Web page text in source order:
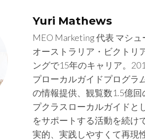
Yuri Mathews
MEO Marketing 代表 マシュ
オーストラリア・ビクトリ
ングで15年のキャリア。
プローカルガイドプログラ
の情報提供、観覧数1.5億
プクラスローカルガイドと
をサポートする活動を続け
実的、実践しやすくて再現